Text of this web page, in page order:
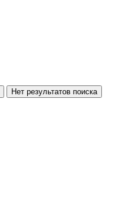
Нет результатов поиска